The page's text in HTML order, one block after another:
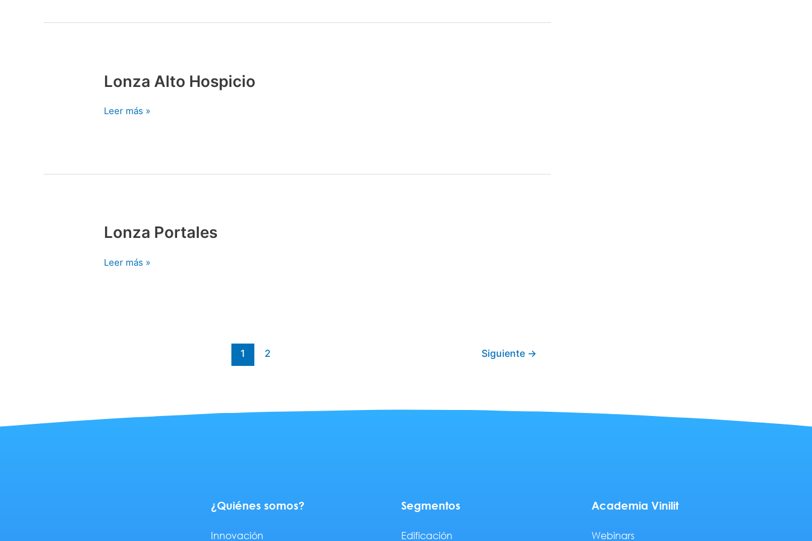
Lonza Alto Hospicio
Lonza
Hospicio
Leer más »
Lonza Portales
Lonza
Leer más »
1 2 Siguiente →
¿Quiénes somos?
Innovación
Segmentos
Edificación
Academia Vinilit
Webinars